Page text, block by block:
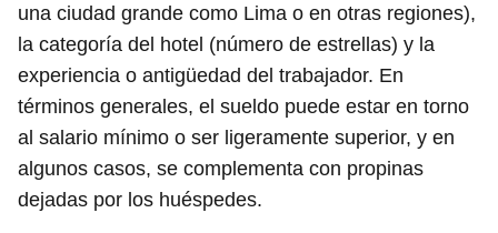
una ciudad grande como Lima o en otras regiones),
la categoría del hotel (número de estrellas) y la
experiencia o antigüedad del trabajador. En
términos generales, el sueldo puede estar en torno
al salario mínimo o ser ligeramente superior, y en
algunos casos, se complementa con propinas
dejadas por los huéspedes.